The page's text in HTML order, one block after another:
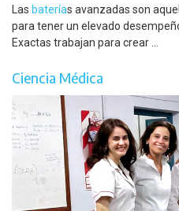
Las baterías avanzadas son
para tener un elevado
Exactas trabajan para crear ...
Ciencia Médica